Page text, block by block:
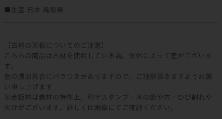
■生産 日本 鳥取県
【古材の天板についてのご注意】
こちらの商品は古材を使用している為、個体によって差がございま
す。
色の濃淡具合にバラつきがありますので、ご理解頂きますようお願
い申し上げます
※合板材は素材の特性上、印字スタンプ・木の節や穴・ひび割れや
欠けがございます。詳しくは画像にてご確認ください。